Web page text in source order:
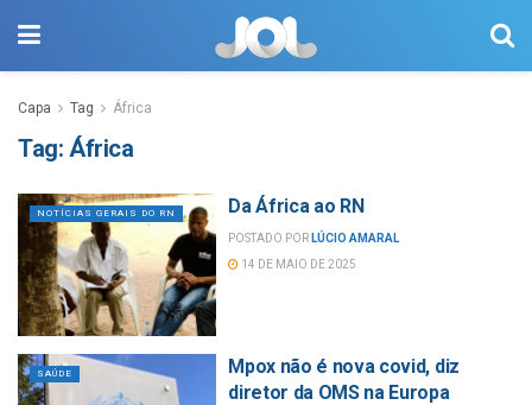
Capa Tag África
Tag: África
NOTÍCIAS GERAIS DO RN Da África ao RN
POSTADO POR LÚCIO AMARAL
14 DE MAIO DE 2025
SAÚDE
Mpox não é nova covid, diz
diretor da OMS na Europa